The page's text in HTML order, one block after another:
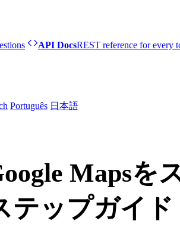
API DocsREST reference for every
Português 日本語
Maps
テップガイド